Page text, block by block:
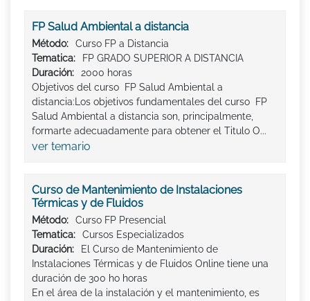
FP Salud Ambiental a distancia
Método:
Curso FP a Distancia
Tematica:
FP GRADO SUPERIOR A DISTANCIA
Duración:
2000 horas
Objetivos del curso FP Salud Ambiental a
distancia:Los objetivos fundamentales del curso FP
Salud Ambiental a distancia son, principalmente,
formarte adecuadamente para obtener el Titulo O...
ver temario
Curso de Mantenimiento de Instalaciones
Térmicas y de Fluidos
Método:
Curso FP Presencial
Tematica:
Cursos Especializados
Duración:
El Curso de Mantenimiento de
Instalaciones Térmicas y de Fluidos Online tiene una
duración de 300 ho horas
En el área de la instalación y el mantenimiento, es